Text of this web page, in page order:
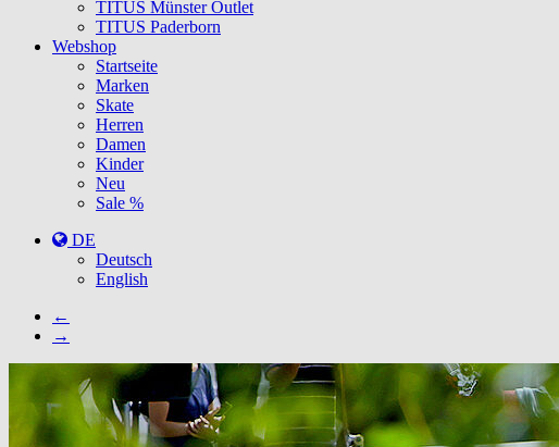
TITUS Münster Outlet
TITUS Paderborn
Webshop
Startseite
Marken
Skate
Herren
Damen
Kinder
Neu
Sale %
DE
Deutsch
English
←
→